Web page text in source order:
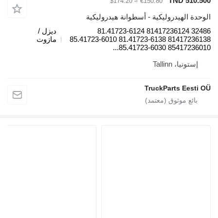
الهيدروليكية - أسطوانة هيدروليكية
32486 81417236124 81.41723-6124
81417236138 81.41723-6138 85.41723-6010
85417236010
ديزل /
مازوت
إستونيا، Tallinn
TruckParts Eesti